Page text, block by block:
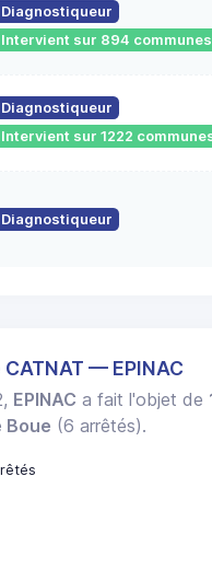
Diagnostiqueur
Intervient sur 894 communes
Diagnostiqueur
Intervient sur 1222
Diagnostiqueur
— EPINAC
EPINAC a fait l'objet de
Boue (6 arrêtés).